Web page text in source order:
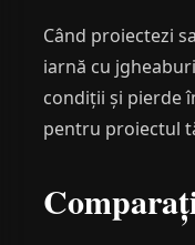
Când proiectezi
iarnă cu
condiții și pierde
pentru proiectul